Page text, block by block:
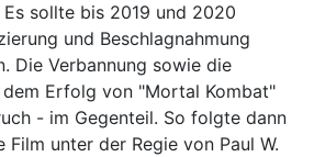
sollte bis 2019 und 2020
und Beschlagnahmung
Die Verbannung sowie die
Erfolg von "Mortal Kombat"
- im Gegenteil. So folgte dann
Film unter der Regie von Paul W.